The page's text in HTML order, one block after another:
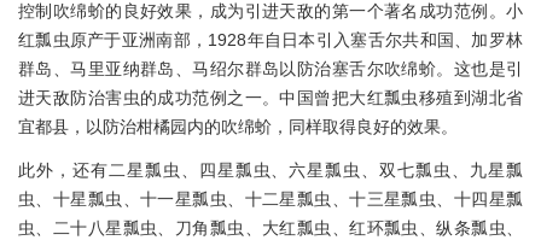
控制吹绵蚧的良好效果，成为引进天敌的第一个著名成功范例。小
红瓢虫原产于亚洲南部，1928年自日本引入塞舌尔共和国、加罗林
群岛、马里亚纳群岛、马绍尔群岛以防治塞舌尔吹绵蚧。这也是引
进天敌防治害虫的成功范例之一。中国曾把大红瓢虫移殖到湖北省
宜都县，以防治柑橘园内的吹绵蚧，同样取得良好的效果。
此外，还有二星瓢虫、四星瓢虫、六星瓢虫、双七瓢虫、九星瓢
虫、十星瓢虫、十一星瓢虫、十二星瓢虫、十三星瓢虫、十四星瓢
虫、二十八星瓢虫、刀角瓢虫、大红瓢虫、红环瓢虫、纵条瓢虫、